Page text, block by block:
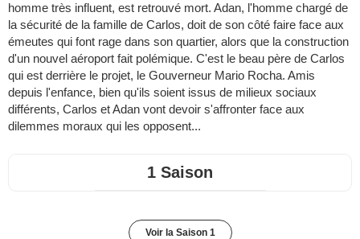
homme très influent, est retrouvé mort. Adan, l'homme chargé de
la sécurité de la famille de Carlos, doit de son côté faire face aux
émeutes qui font rage dans son quartier, alors que la construction
d'un nouvel aéroport fait polémique. C'est le beau père de Carlos
qui est derrière le projet, le Gouverneur Mario Rocha. Amis
depuis l'enfance, bien qu'ils soient issus de milieux sociaux
différents, Carlos et Adan vont devoir s'affronter face aux
dilemmes moraux qui les opposent...
1 Saison
Voir la Saison 1